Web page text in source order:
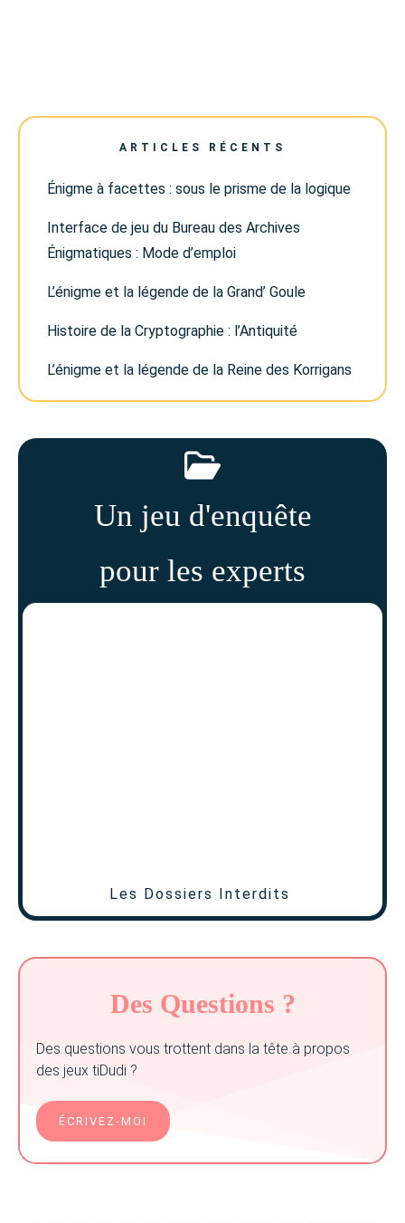
ARTICLES RÉCENTS
Énigme à facettes : sous le prisme de la logique
Interface de jeu du Bureau des Archives
Énigmatiques : Mode d’emploi
L’énigme et la légende de la Grand’ Goule
Histoire de la Cryptographie : l’Antiquité
L’énigme et la légende de la Reine des Korrigans
Un jeu d'enquête
pour les experts
Les Dossiers Interdits
Des Questions ?
Des questions vous trottent dans la tête à propos
des jeux tiDudi ?
ÉCRIVEZ-MOI